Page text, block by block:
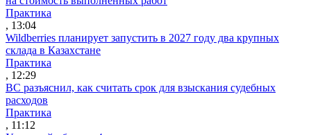
Практика
, 13:04
Wildberries планирует запустить в 2027 году два крупных
склада в Казахстане
Практика
, 12:29
ВС разъяснил, как считать срок для взыскания судебных
расходов
Практика
, 11:12